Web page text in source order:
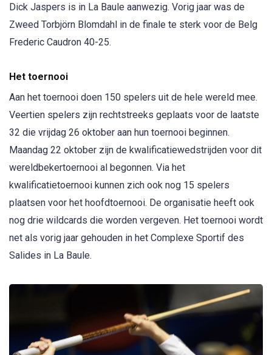
Dick Jaspers is in La Baule aanwezig. Vorig jaar was de
Zweed Torbjörn Blomdahl in de finale te sterk voor de Belg
Frederic Caudron 40-25.
Het toernooi
Aan het toernooi doen 150 spelers uit de hele wereld mee.
Veertien spelers zijn rechtstreeks geplaats voor de laatste
32 die vrijdag 26 oktober aan hun toernooi beginnen.
Maandag 22 oktober zijn de kwalificatiewedstrijden voor dit
wereldbekertoernooi al begonnen. Via het
kwalificatietoernooi kunnen zich ook nog 15 spelers
plaatsen voor het hoofdtoernooi. De organisatie heeft ook
nog drie wildcards die worden vergeven. Het toernooi wordt
net als vorig jaar gehouden in het Complexe Sportif des
Salides in La Baule.